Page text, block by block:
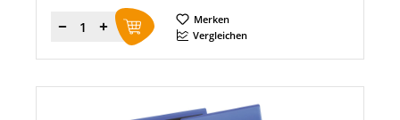
Menge
Merken
Vergleichen